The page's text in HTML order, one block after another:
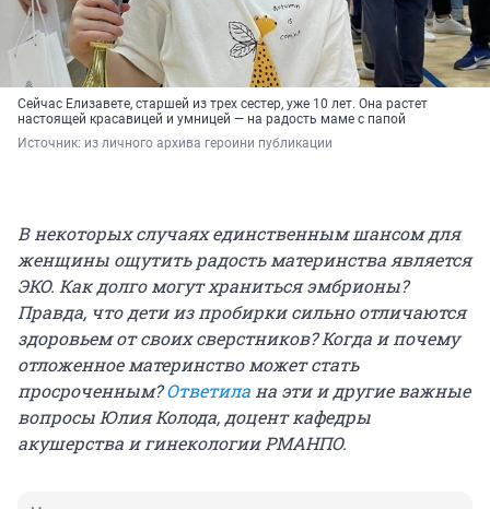
Сейчас Елизавете, старшей из трех сестер, уже 10 лет. Она растет
настоящей красавицей и умницей — на радость маме с папой
Источник: из личного архива героини публикации
В некоторых случаях единственным шансом для
женщины ощутить радость материнства является
ЭКО. Как долго могут храниться эмбрионы?
Правда, что дети из пробирки сильно отличаются
здоровьем от своих сверстников? Когда и почему
отложенное материнство может стать
просроченным?Ответила на эти и другие важные
вопросы Юлия Колода, доцент кафедры
акушерства и гинекологии РМАНПО.